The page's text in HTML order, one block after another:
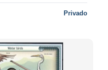
Privado